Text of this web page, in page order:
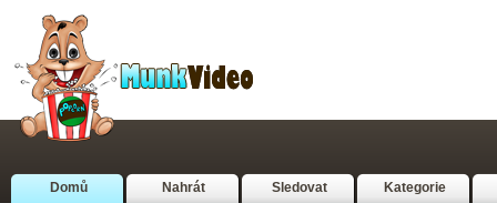
Domů Nahrát Sledovat Kategorie